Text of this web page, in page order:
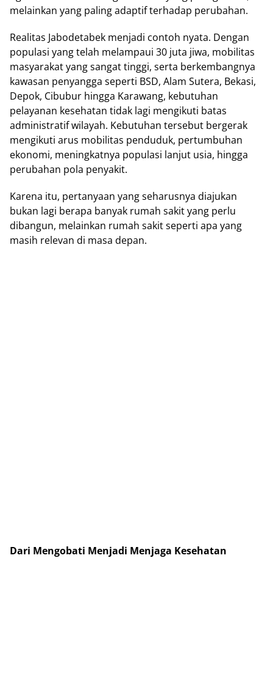
melainkan yang paling adaptif terhadap perubahan.
Realitas Jabodetabek menjadi contoh nyata. Dengan
populasi yang telah melampaui 30 juta jiwa, mobilitas
masyarakat yang sangat tinggi, serta berkembangnya
kawasan penyangga seperti BSD, Alam Sutera, Bekasi,
Depok, Cibubur hingga Karawang, kebutuhan
pelayanan kesehatan tidak lagi mengikuti batas
administratif wilayah. Kebutuhan tersebut bergerak
mengikuti arus mobilitas penduduk, pertumbuhan
ekonomi, meningkatnya populasi lanjut usia, hingga
perubahan pola penyakit.
Karena itu, pertanyaan yang seharusnya diajukan
bukan lagi berapa banyak rumah sakit yang perlu
dibangun, melainkan rumah sakit seperti apa yang
masih relevan di masa depan.
Dari Mengobati Menjadi Menjaga Kesehatan